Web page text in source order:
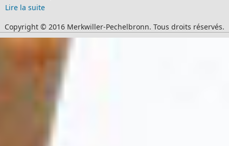
Lire la suite
Copyright © 2016 Merkwiller-Pechelbronn. Tous droits réservés.